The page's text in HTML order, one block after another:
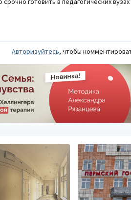
Авторизуйтесь, чтобы